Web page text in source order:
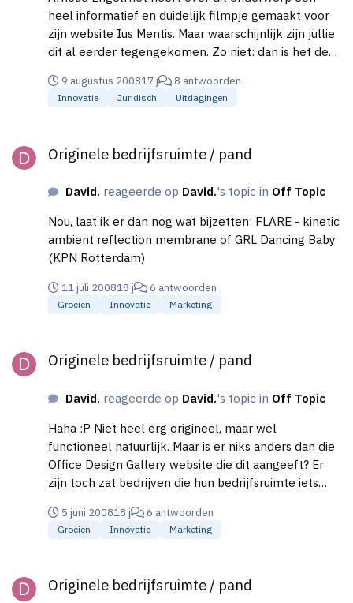
heel informatief en duidelijk filmpje gemaakt voor
zijn website Ius Mentis. Maar waarschijnlijk zijn jullie
dit al eerder tegengekomen. Zo niet: dan is het de
9 augustus 200817 j 8 antwoorden
Innovatie Juridisch Uitdagingen
Originele bedrijfsruimte / pand
David. reageerde op David.'s topic in Off Topic
Nou, laat ik er dan nog wat bijzetten: FLARE - kinetic
ambient reflection membrane of GRL Dancing Baby
(KPN Rotterdam)
11 juli 200818 j 6 antwoorden
Groeien Innovatie Marketing
Originele bedrijfsruimte / pand
David. reageerde op David.'s topic in Off Topic
Haha :P Niet heel erg origineel, maar wel
functioneel natuurlijk. Maar is er niks anders dan die
Office Design Gallery website die dit aangeeft? Er
zijn toch zat bedrijven die hun bedrijfsruimte iets
5 juni 200818 j 6 antwoorden
Groeien Innovatie Marketing
Originele bedrijfsruimte / pand